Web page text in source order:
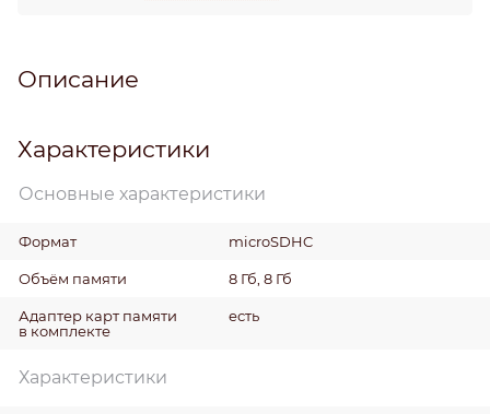
Описание
Характеристики
Основные характеристики
Формат microSDHC
Объём памяти 8 Гб, 8 Гб
Адаптер карт памяти
в комплекте
есть
Характеристики